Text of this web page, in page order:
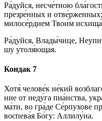
Ра́­дуй­ся, несче́тною
презре́нных и
милосе́рдием Тво­и́м
Ра́­дуй­ся, Вла­ды́­чи­це,
шу утоля́ющая.
Кондак 7
Хо­тя́ че­ло­ве́к не́кий
ние от не­ду́­га пиа́нства,
ма́­ти, во гра́­де Се́рпухове
воспева́я Бо́­гу: Алли­лу́иа.